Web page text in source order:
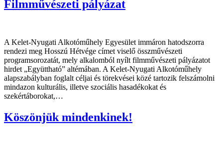
Filmművészeti pályázat
A Kelet-Nyugati Alkotóműhely Egyesület immáron hatodszorra
rendezi meg Hosszú Hétvége címet viselő összművészeti
programsorozatát, mely alkalomból nyílt filmművészeti pályázatot
hirdet „Együttható” altémában. A Kelet-Nyugati Alkotóműhely
alapszabályban foglalt céljai és törekvései közé tartozik felszámolni
mindazon kulturális, illetve szociális hasadékokat és
szekértáborokat,…
Köszönjük mindenkinek!